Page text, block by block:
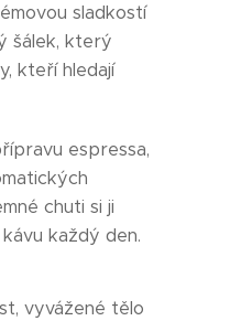
sladkostí
šálek, který
kteří hledají
espressa,
chuti si ji
každý den.
vyvážené tělo